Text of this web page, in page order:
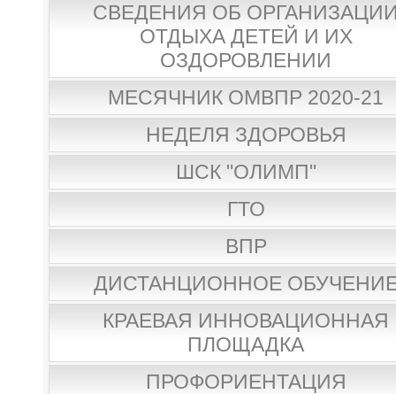
СВЕДЕНИЯ ОБ
ОТДЫХА ДЕТЕЙ И ИХ
ОЗДОРОВЛЕНИИ
МЕСЯЧНИК ОМВПР 2020-21
НЕДЕЛЯ ЗДОРОВЬЯ
ШСК "ОЛИМП"
ГТО
ВПР
ДИСТАНЦИОННОЕ
КРАЕВАЯ ИННОВАЦИОННАЯ
ПЛОЩАДКА
ПРОФОРИЕНТАЦИЯ